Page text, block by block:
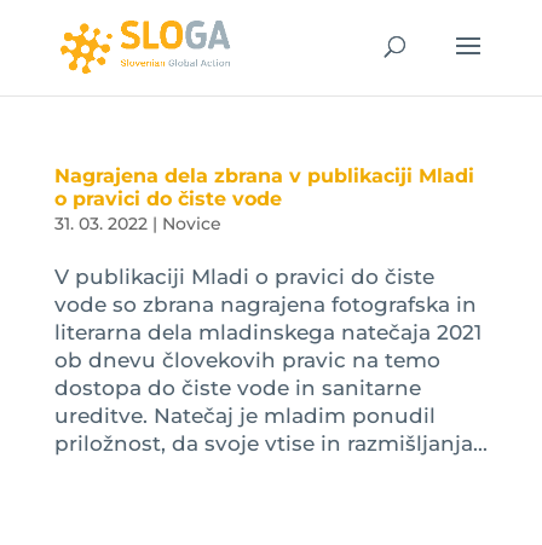
Nagrajena dela zbrana v publikaciji Mladi
o pravici do čiste vode
31. 03. 2022| Novice
V publikaciji Mladi o pravici do čiste
vode so zbrana nagrajena fotografska in
literarna dela mladinskega natečaja 2021
ob dnevu človekovih pravic na temo
dostopa do čiste vode in sanitarne
ureditve. Natečaj je mladim ponudil
priložnost, da svoje vtise in razmišljanja...